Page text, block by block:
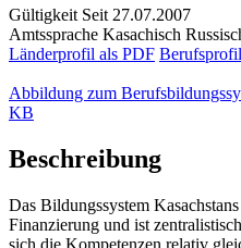
Gültigkeit Seit 27.07.2007
Amtssprache Kasachisch
Länderprofil als PDF
Abbildung zum
KB
Beschreibung
Das Bildungssystem
Finanzierung und ist